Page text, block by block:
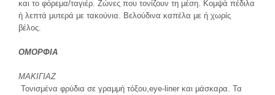
και το φόρεμα/ταγιέρ. Ζώνες που τονίζουν τη μέση. Κομψά πέδιλα
ή λεπτά μυτερά με τακούνια. Βελούδινα καπέλα με ή χωρίς
βέλος.
ΟΜΟΡΦΙΑ
ΜΑΚΙΓΙΑΖ
Τονισμένα φρύδια σε γραμμή τόξου,eye-liner και μάσκαρα. Τα